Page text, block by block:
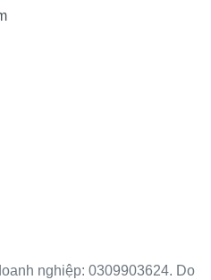
nghiệp: 0309903624. Do